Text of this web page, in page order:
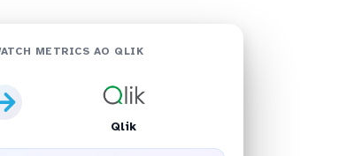
METRICS AO QLIK
Qlik